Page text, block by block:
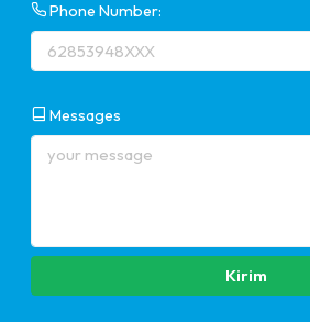
Phone Number:
Messages
Kirim